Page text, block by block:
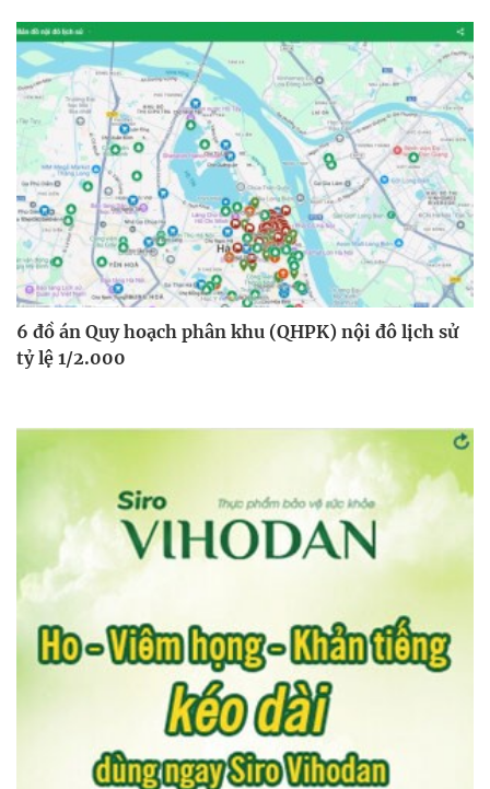
6 đồ án Quy hoạch phân khu (QHPK) nội đô lịch sử
tỷ lệ 1/2.000